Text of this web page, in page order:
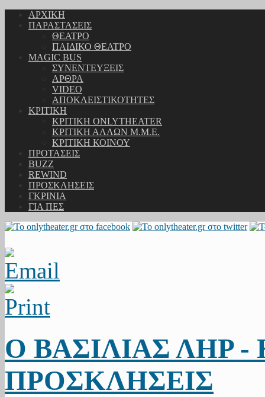
ΑΡΧΙΚΗ
ΠΑΡΑΣΤΑΣΕΙΣ
ΘΕΑΤΡΟ
ΠΑΙΔΙΚΟ ΘΕΑΤΡΟ
MAGIC BUS
ΣΥΝΕΝΤΕΥΞΕΙΣ
ΑΡΘΡΑ
VIDEO
ΑΠΟΚΛΕΙΣΤΙΚΟΤΗΤΕΣ
ΚΡΙΤΙΚΗ
ΚΡΙΤΙΚΗ ONLYTHEATER
ΚΡΙΤΙΚΗ ΑΛΛΩΝ Μ.Μ.Ε.
ΚΡΙΤΙΚΗ ΚΟΙΝΟΥ
ΠΡΟΤΑΣΕΙΣ
BUZZ
REWIND
ΠΡΟΣΚΛΗΣΕΙΣ
ΓΚΡΙΝΙΑ
ΓΙΑ ΠΕΣ
Ο ΒΑΣΙΛΙΑΣ ΛΗΡ -
ΠΡΟΣΚΛΗΣΕΙΣ